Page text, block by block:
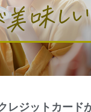
レジットカード